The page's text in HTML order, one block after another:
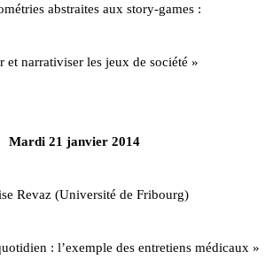
abstraites aux story-games :
et narrativiser les jeux de société »
Mardi 21 janvier 2014
Revaz (Université de Fribourg)
: l’exemple des entretiens médicaux »